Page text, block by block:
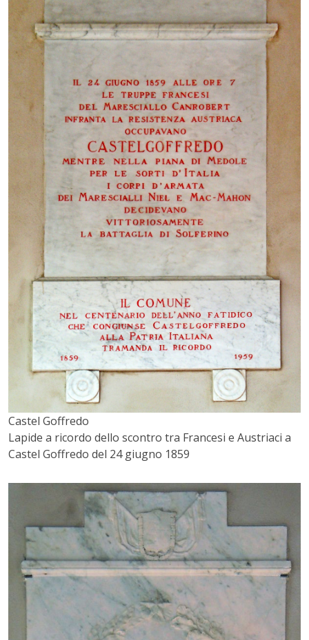
Castel Goffredo
Lapide a ricordo dello scontro tra Francesi e Austriaci a
Castel Goffredo del 24 giugno 1859